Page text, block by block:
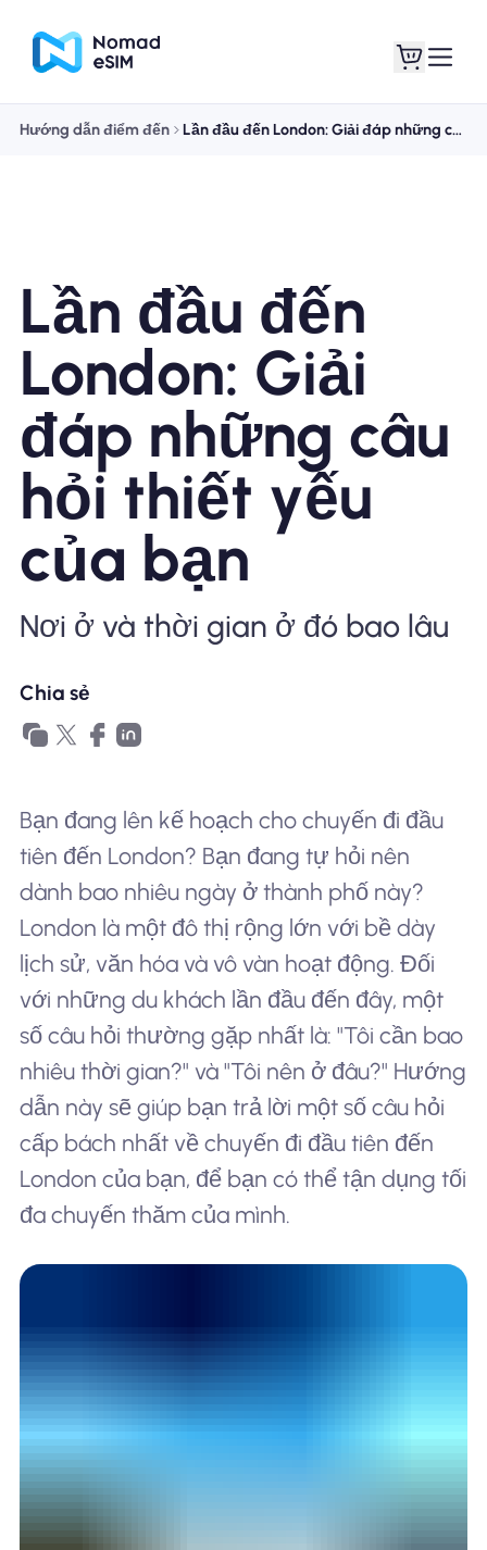
Kế hoạch mua sắm
Giới thiệu về eSIM
Tại sao eSIM Nomad
Sử dụng eSIM
Cho doanh nghiệp
Hướng dẫn điểm đến Lần đầu đến London: Giải đáp những câu hỏi thiết yếu của bạn
Lần đầu đến
London: Giải
đáp những câu
hỏi thiết yếu
của bạn
Nơi ở và thời gian ở đó bao lâu
Chia sẻ
Bạn đang lên kế hoạch cho chuyến đi đầu
tiên đến London? Bạn đang tự hỏi nên
dành bao nhiêu ngày ở thành phố này?
London là một đô thị rộng lớn với bề dày
lịch sử, văn hóa và vô vàn hoạt động. Đối
với những du khách lần đầu đến đây, một
số câu hỏi thường gặp nhất là: "Tôi cần bao
nhiêu thời gian?" và "Tôi nên ở đâu?" Hướng
dẫn này sẽ giúp bạn trả lời một số câu hỏi
cấp bách nhất về chuyến đi đầu tiên đến
London của bạn, để bạn có thể tận dụng tối
đa chuyến thăm của mình.